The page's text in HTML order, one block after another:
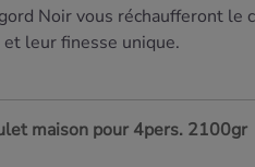
Noir vous réchaufferont le
leur finesse unique.
maison pour 4pers. 2100gr